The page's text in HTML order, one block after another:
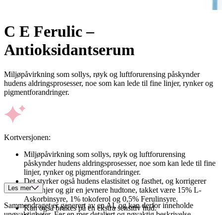
C E Ferulic –
Antioksidantserum
Miljøpåvirkning som sollys, røyk og luftforurensing påskynder
hudens aldringsprosesser, noe som kan lede til fine linjer, rynker og
pigmentforandringer.
Kortversjonen:
Miljøpåvirkning som sollys, røyk og luftforurensing
påskynder hudens aldringsprosesser, noe som kan lede til fine
linjer, rynker og pigmentforandringer.
Det styrker også hudens elastisitet og fasthet, og korrigerer
fine linjer og gir en jevnere hudtone, takket være 15% L-
Askorbinsyre, 1% tokoferol og 0,5% Ferulinsyre.
Kan også brukes på en ekstra sensitiv hud.
Les mer
Sammendraget er generert av en AI, og kan derfor inneholde